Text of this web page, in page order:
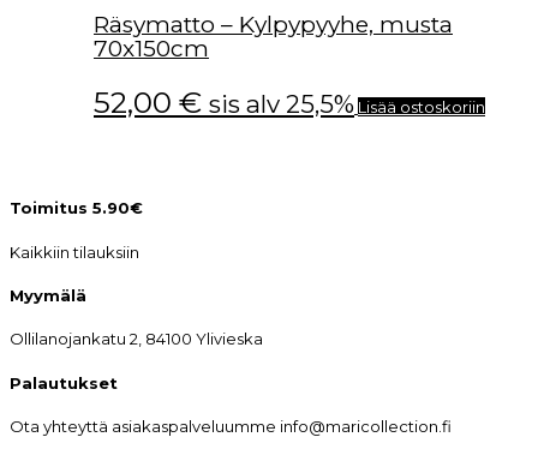
Räsymatto – Kylpypyyhe, musta
70x150cm
52,00 € sis alv 25,5% Lisää ostoskoriin
Toimitus 5.90€
Kaikkiin tilauksiin
Myymälä
Ollilanojankatu 2, 84100 Ylivieska
Palautukset
Ota yhteyttä asiakaspalveluumme info@maricollection.fi